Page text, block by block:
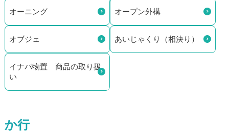
オーニング オープン外構
オブジェ あいじゃくり（相決り）
イナバ物置 商品の取り扱
い
か行